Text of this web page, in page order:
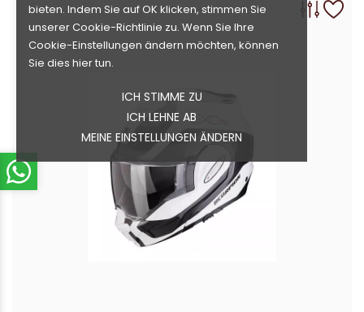
bieten. Indem Sie auf OK klicken, stimmen Sie
unserer Cookie-Richtlinie zu. Wenn Sie Ihre
Cookie-Einstellungen ändern möchten, können
Sie dies hier tun.
ICH STIMME ZU
ICH LEHNE AB
MEINE EINSTELLUNGEN ÄNDERN